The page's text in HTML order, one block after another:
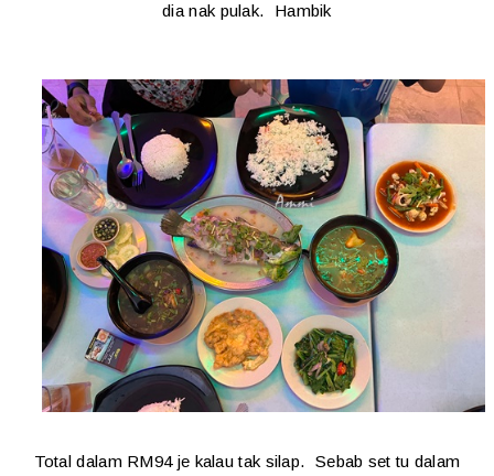
dia nak pulak. Hambik
Total dalam RM94 je kalau tak silap. Sebab set tu dalam